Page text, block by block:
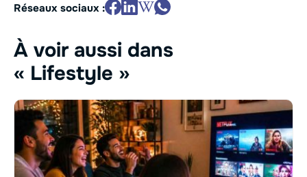
Réseaux sociaux :
À voir aussi dans
« Lifestyle »